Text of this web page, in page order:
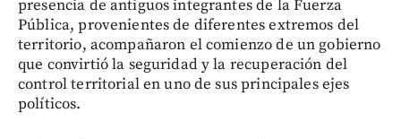
presencia de antiguos integrantes de la Fuerza
Pública, provenientes de diferentes extremos del
territorio, acompañaron el comienzo de un gobierno
que convirtió la seguridad y la recuperación del
control territorial en uno de sus principales ejes
políticos.